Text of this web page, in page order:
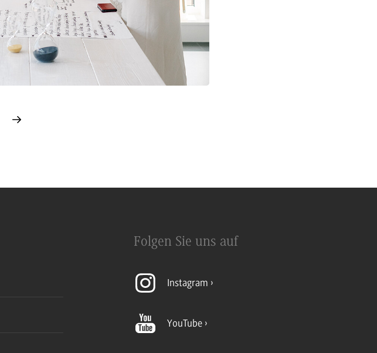
Folgen Sie uns auf
Instagram
YouTube